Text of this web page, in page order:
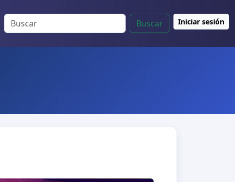
Buscar Iniciar sesión